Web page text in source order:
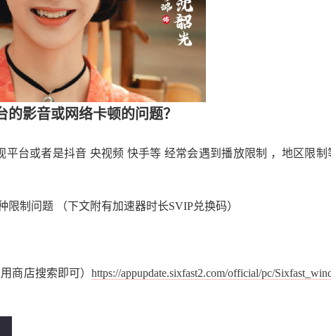
影音或网络卡顿的问题？
台或者是抖音 央视频 快手等 经常会遇到播放限制 ，地区限制
制问题 （下文附有加速器时长SVIP兑换码）
商店搜索即可） https://appupdate.sixfast2.com/official/pc/